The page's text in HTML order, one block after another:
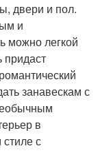
двери и пол.
и
можно легкой
придаст
занавескам с
в
с